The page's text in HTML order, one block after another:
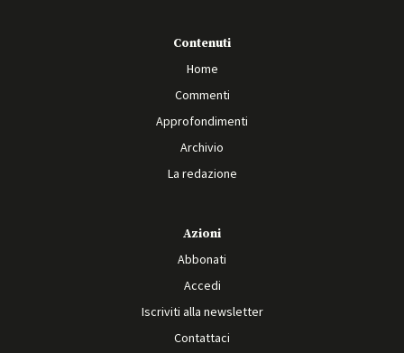
Contenuti
Home
Commenti
Approfondimenti
Archivio
La redazione
Azioni
Abbonati
Accedi
Iscriviti alla newsletter
Contattaci